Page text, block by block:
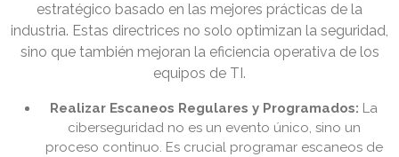
estratégico basado en las mejores prácticas de la
industria. Estas directrices no solo optimizan la seguridad,
sino que también mejoran la eficiencia operativa de los
equipos de TI.
Realizar Escaneos Regulares y Programados: La
ciberseguridad no es un evento único, sino un
proceso continuo. Es crucial programar escaneos de